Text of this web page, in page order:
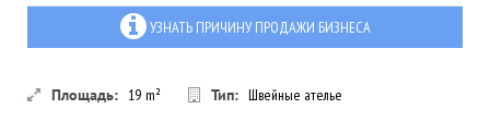
УЗНАТЬ ПРИЧИНУ ПРОДАЖИ БИЗНЕСА
Площадь: 19 m² Тип: Швейные ателье